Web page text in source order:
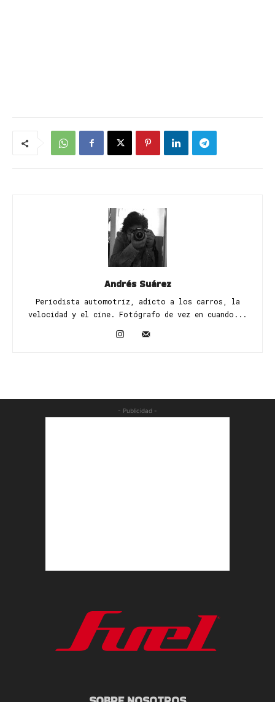
Andrés Suárez
Periodista automotriz, adicto a los carros, la
velocidad y el cine. Fotógrafo de vez en cuando...
- Publicidad -